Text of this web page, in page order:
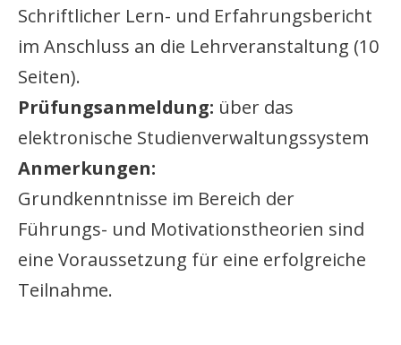
Schriftlicher Lern- und Erfahrungsbericht
im Anschluss an die Lehrveranstaltung (10
Seiten).
Prüfungsanmeldung: über das
elektronische Studienverwaltungssystem
Anmerkungen:
Grundkenntnisse im Bereich der
Führungs- und Motivationstheorien sind
eine Voraussetzung für eine erfolgreiche
Teilnahme.